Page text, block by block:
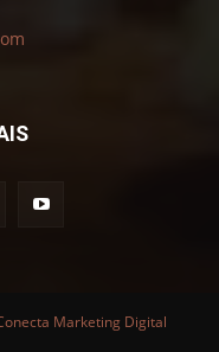
Marketing Digital